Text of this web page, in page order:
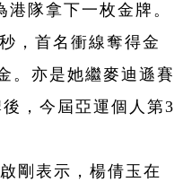
隊拿下一枚金牌。
，首名衝線奪得金
。亦是她繼麥迪遜賽
，今屆亞運個人第3
剛表示，楊倩玉在